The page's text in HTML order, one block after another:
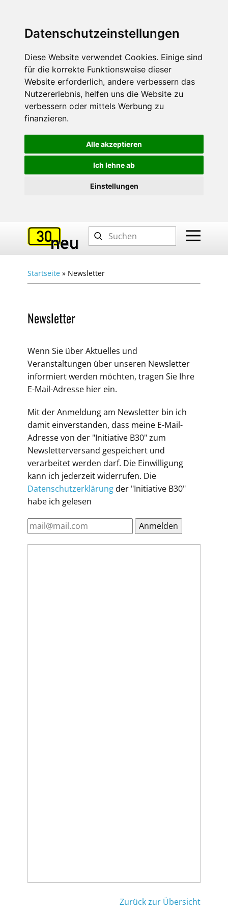
Datenschutzeinstellungen
Diese Website verwendet Cookies. Einige sind
für die korrekte Funktionsweise dieser
Website erforderlich, andere verbessern das
Nutzererlebnis, helfen uns die Website zu
verbessern oder mittels Werbung zu
finanzieren.
Alle akzeptieren
Ich lehne ab
Einstellungen
Startseite » Newsletter
Newsletter
Wenn Sie über Aktuelles und
Veranstaltungen über unseren Newsletter
informiert werden möchten, tragen Sie Ihre
E-Mail-Adresse hier ein.
Mit der Anmeldung am Newsletter bin ich
damit einverstanden, dass meine E-Mail-
Adresse von der "Initiative B30" zum
Newsletterversand gespeichert und
verarbeitet werden darf. Die Einwilligung
kann ich jederzeit widerrufen. Die
Datenschutzerklärung der "Initiative B30"
habe ich gelesen
Zurück zur Übersicht